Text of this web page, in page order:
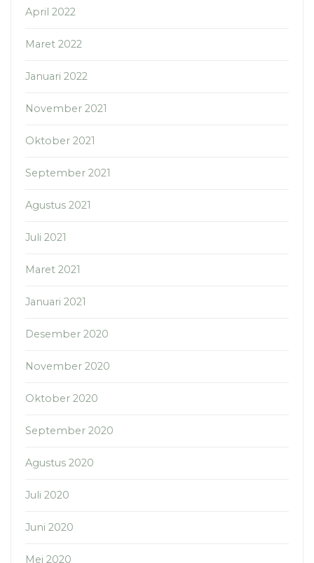
April 2022
Maret 2022
Januari 2022
November 2021
Oktober 2021
September 2021
Agustus 2021
Juli 2021
Maret 2021
Januari 2021
Desember 2020
November 2020
Oktober 2020
September 2020
Agustus 2020
Juli 2020
Juni 2020
Mei 2020